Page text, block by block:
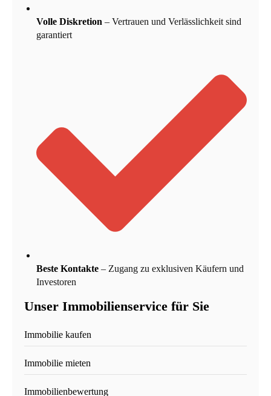
Volle Diskretion – Vertrauen und Verlässlichkeit sind
garantiert
Beste Kontakte – Zugang zu exklusiven Käufern und
Investoren
Unser Immobilienservice für Sie
Immobilie kaufen
Immobilie mieten
Immobilienbewertung